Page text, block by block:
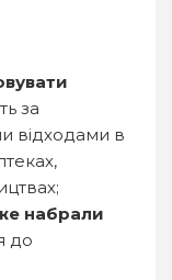
за
відходами в
набрали
до